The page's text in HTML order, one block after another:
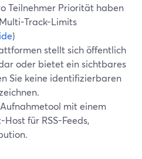
Teilnehmer Priorität haben
Track-Limits
)
stellt sich öffentlich
oder bietet ein sichtbares
Sie keine identifizierbaren
mit einem
für RSS-Feeds,